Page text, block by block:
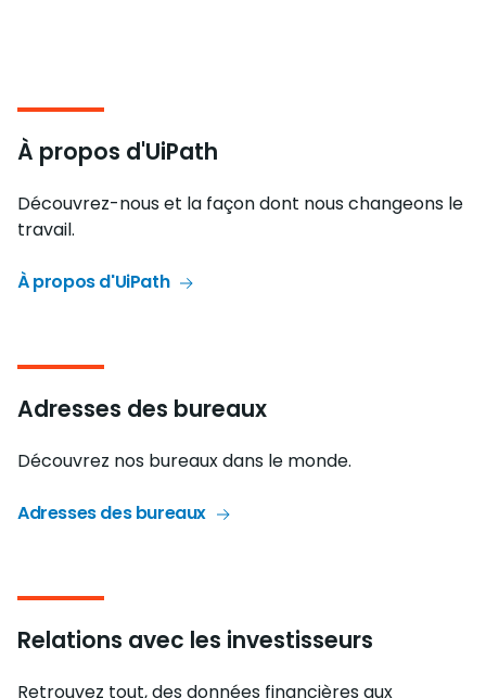
À propos d'UiPath
Découvrez-nous et la façon dont nous changeons le
travail.
À propos d'UiPath
Adresses des bureaux
Découvrez nos bureaux dans le monde.
Adresses des bureaux
Relations avec les investisseurs
Retrouvez tout, des données financières aux